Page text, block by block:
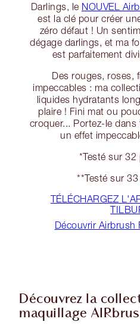
Darlings, le NOUVEL
est la clé pour créer
zéro défaut ! Un
dégage darlings, et ma
est parfaitement
Des rouges, roses,
impeccables : ma
liquides hydratants
plaire ! Fini mat ou
croquer... Portez-le
un effet
*Testé sur 32
**Testé sur
TÉLÉCHARGEZ
Découvrir Airbrush
Découvrez la
maquillage